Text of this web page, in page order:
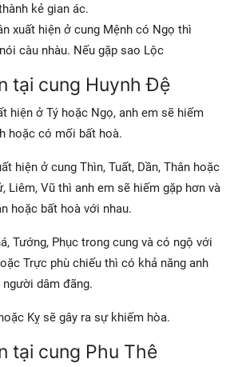
kẻ gian ác.
xuất hiện ở cung Mệnh có Ngọ thì
càu nhàu. Nếu gặp sao Lộc
tại cung Huynh Đệ
hiện ở Tý hoặc Ngọ, anh em sẽ hiếm
hoặc có mối bất hoà.
hiện ở cung Thìn, Tuất, Dần, Thân hoặc
Liêm, Vũ thì anh em sẽ hiếm gặp hơn và
hoặc bất hoà với nhau.
Tướng, Phục trong cung và có ngộ với
Trực phù chiếu thì có khả năng anh
dâm đãng.
Kỵ sẽ gây ra sự khiếm hòa.
tại cung Phu Thê